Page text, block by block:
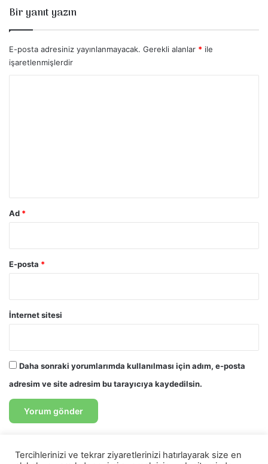
Bir yanıt yazın
E-posta adresiniz yayınlanmayacak. Gerekli alanlar * ile
işaretlenmişlerdir
Ad *
E-posta *
İnternet sitesi
Daha sonraki yorumlarımda kullanılması için adım, e-posta
adresim ve site adresim bu tarayıcıya kaydedilsin.
Tercihlerinizi ve tekrar ziyaretlerinizi hatırlayarak size en